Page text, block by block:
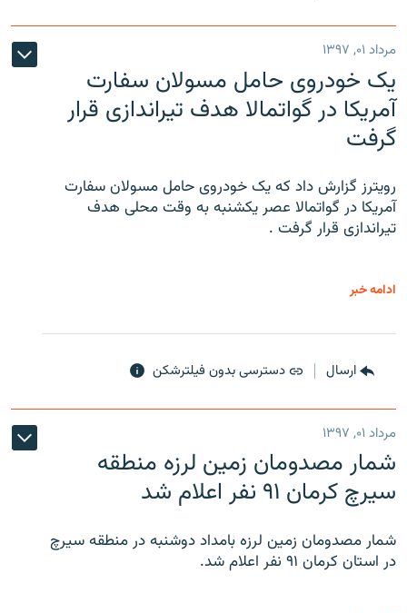
مرداد ۰۱, ۱۳۹۷
یک خودروی حامل مسولان سفارت
آمریکا در گواتمالا هدف تیراندازی قرار
گرفت
رویترز گزارش داد که یک خودروی حامل مسولان سفارت
آمریکا در گواتمالا عصر یکشنبه به وقت محلی هدف
تیراندازی قرار گرفت .
ادامه خبر
ارسال دسترسی بدون فیلترشکن
مرداد ۰۱, ۱۳۹۷
شمار مصدومان زمین لرزه منطقه
سیرچ کرمان ۹۱ نفر اعلام شد
شمار مصدومان زمین لرزه بامداد دوشنبه در منطقه سیرچ
در استان کرمان ۹۱ نفر اعلام شد.